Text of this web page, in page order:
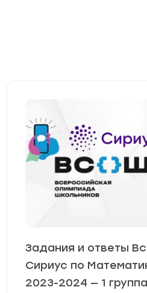
Задания и ответы
Сириус по
2023-2024 — 1 группа